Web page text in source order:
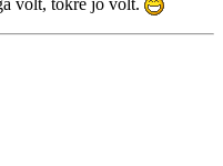
volt, tökre jó volt.